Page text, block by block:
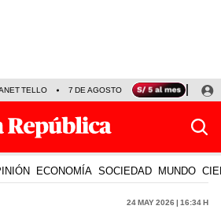
TELLO 7 DE AGOSTO TINKA RESULTADOS
ECONOMÍA SOCIEDAD MUNDO
24 May 2026 | 16:34 h